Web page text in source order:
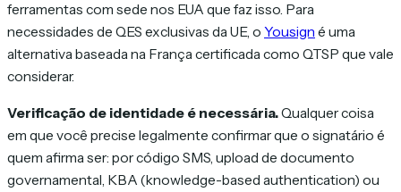
ferramentas com sede nos EUA que faz isso. Para
necessidades de QES exclusivas da UE, o Yousign é uma
alternativa baseada na França certificada como QTSP que vale
considerar.
Verificação de identidade é necessária.Qualquer coisa
em que você precise legalmente confirmar que o signatário é
quem afirma ser: por código SMS, upload de documento
governamental, KBA (knowledge-based authentication) ou